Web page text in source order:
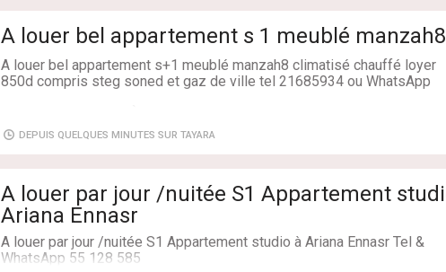
- Une cuisine équipée avec un séchoir
- Une petite chambre avec un dressing
- Une chambre avec un dressing
- Pour plus d'informations veuillez contacter notre agent immobilier sur
le 56 505 949 / 71 232 911
Superficie: 75 m²
Salles de bains: 1
A louer bel appartement s 1 meublé manzah8
A louer bel appartement s+1 meublé manzah8 climatisé chauffé loyer
850d compris steg soned et gaz de ville tel 21685934 ou WhatsApp
Superficie: 1 m²
Salles de bains: 1
DEPUIS QUELQUES MINUTES SUR TAYARA
A louer par jour /nuitée S1 Appartement studio à
Ariana Ennasr
A louer par jour /nuitée S1 Appartement studio à Ariana Ennasr Tel &
WhatsApp 55 128 585